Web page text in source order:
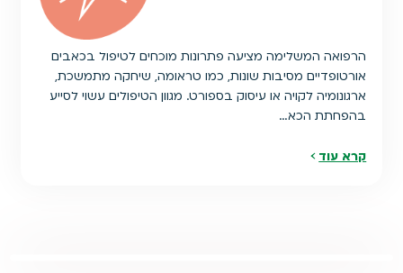
הרפואה המשלימה מציעה פתרונות מוכחים לטיפול בכאבים
אורטופדיים מסיבות שונות, כמו טראומה, שיחקה מתמשכת,
ארגונומיה לקויה או עיסוק בספורט. מגוון הטיפולים עשוי לסייע
בהפחתת הכא…
קרא עוד